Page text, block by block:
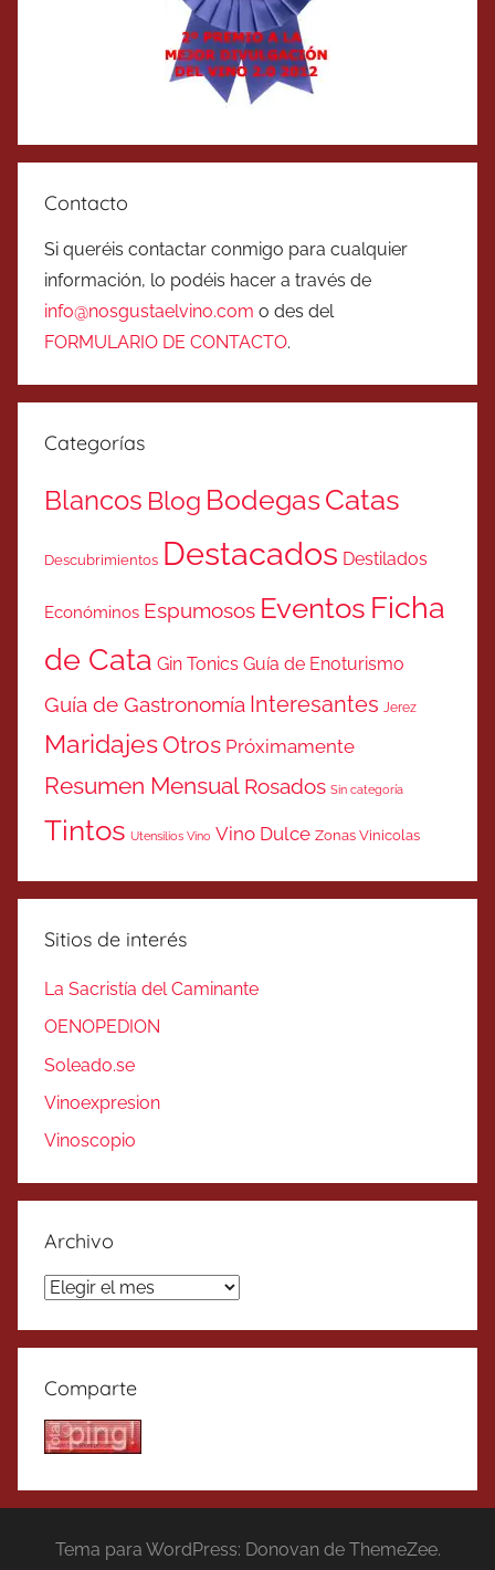
Contacto
Si queréis contactar conmigo para cualquier
información, lo podéis hacer a través de
info@nosgustaelvino.com o des del
FORMULARIO DE CONTACTO.
Categorías
Blancos Blog BodegasCatas
Descubrimientos Destacados Destilados
Económinos Espumosos Eventos Ficha
de Cata Gin Tonics Guía de Enoturismo
Guía de Gastronomía Interesantes Jerez
MaridajesOtros Próximamente
Resumen Mensual Rosados Sin categoría
Tintos Utensilios Vino Vino Dulce Zonas Vinicolas
Sitios de interés
La Sacristía del Caminante
OENOPEDION
Soleado.se
Vinoexpresion
Vinoscopio
Archivo
Archivo
Comparte
Tema para WordPress: Donovan de ThemeZee.